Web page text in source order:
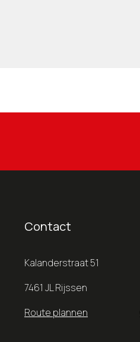
Contact
Kalanderstraat 51
7461 JL Rijssen
Route plannen